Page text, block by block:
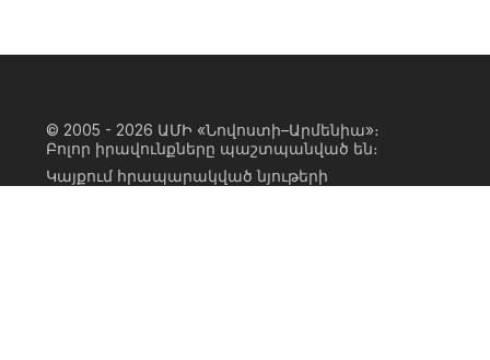
© 2005 - 2026 ԱՄԻ «Նովոստի–Արմենիա»։
Բոլոր իրավունքները պաշտպանված են։
Կայքում հրապարակված նյութերի